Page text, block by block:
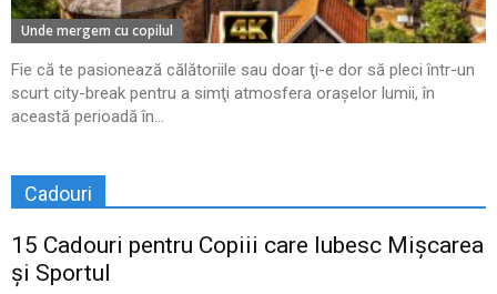
Unde mergem cu copilul
Fie că te pasionează călătoriile sau doar ţi-e dor să pleci într-un
scurt city-break pentru a simţi atmosfera oraşelor lumii, în
această perioadă în...
Cadouri
15 Cadouri pentru Copiii care Iubesc Mișcarea
și Sportul